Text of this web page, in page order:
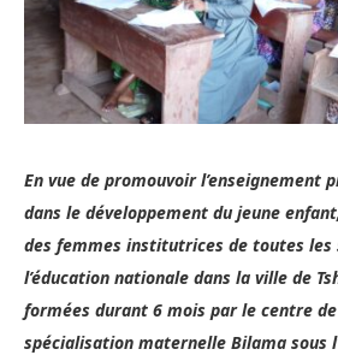
En vue de promouvoir l’enseignement
dans le développement du jeune
des femmes institutrices de toutes les
l’éducation nationale dans la ville de
formées durant 6 mois par le centre
spécialisation maternelle Bilama sous